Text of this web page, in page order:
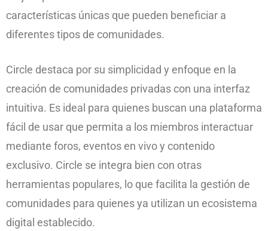
características únicas que pueden beneficiar a
diferentes tipos de comunidades.
Circle destaca por su simplicidad y enfoque en la
creación de comunidades privadas con una interfaz
intuitiva. Es ideal para quienes buscan una plataforma
fácil de usar que permita a los miembros interactuar
mediante foros, eventos en vivo y contenido
exclusivo. Circle se integra bien con otras
herramientas populares, lo que facilita la gestión de
comunidades para quienes ya utilizan un ecosistema
digital establecido.